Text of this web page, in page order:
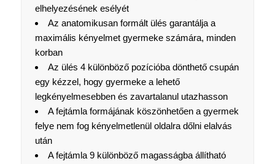
elhelyezésének esélyét
Az anatomikusan formált ülés garantálja a
maximális kényelmet gyermeke számára, minden
korban
Az ülés 4 különböző pozícióba dönthető csupán
egy kézzel, hogy gyermeke a lehető
legkényelmesebben és zavartalanul utazhasson
A fejtámla formájának köszönhetően a gyermek
felye nem fog kényelmetlenül oldalra dőlni elalvás
után
A fejtámla 9 különböző magasságba állítható